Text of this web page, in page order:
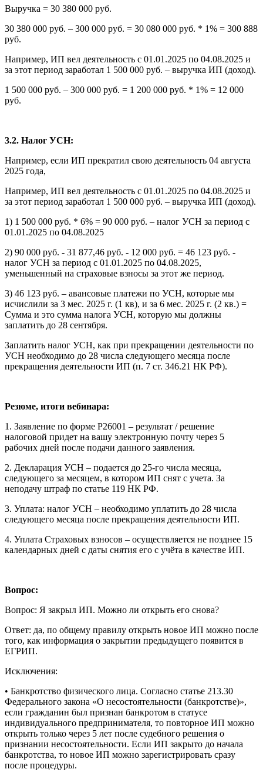
Выручка = 30 380 000 руб.
30 380 000 руб. – 300 000 руб. = 30 080 000 руб. * 1% = 300 888
руб.
Например, ИП вел деятельность с 01.01.2025 по 04.08.2025 и
за этот период заработал 1 500 000 руб. – выручка ИП (доход).
1 500 000 руб. – 300 000 руб. = 1 200 000 руб. * 1% = 12 000
руб.
3.2. Налог УСН:
Например, если ИП прекратил свою деятельность 04 августа
2025 года,
Например, ИП вел деятельность с 01.01.2025 по 04.08.2025 и
за этот период заработал 1 500 000 руб. – выручка ИП (доход).
1) 1 500 000 руб. * 6% = 90 000 руб. – налог УСН за период с
01.01.2025 по 04.08.2025
2) 90 000 руб. - 31 877,46 руб. - 12 000 руб. = 46 123 руб. -
налог УСН за период с 01.01.2025 по 04.08.2025,
уменьшенный на страховые взносы за этот же период.
3) 46 123 руб. – авансовые платежи по УСН, которые мы
исчислили за 3 мес. 2025 г. (1 кв), и за 6 мес. 2025 г. (2 кв.) =
Сумма и это сумма налога УСН, которую мы должны
заплатить до 28 сентября.
Заплатить налог УСН, как при прекращении деятельности по
УСН необходимо до 28 числа следующего месяца после
прекращения деятельности ИП (п. 7 ст. 346.21 НК РФ).
Резюме, итоги вебинара:
1. Заявление по форме Р26001 – результат / решение
налоговой придет на вашу электронную почту через 5
рабочих дней после подачи данного заявления.
2. Декларация УСН – подается до 25-го числа месяца,
следующего за месяцем, в котором ИП снят с учета. За
неподачу штраф по статье 119 НК РФ.
3. Уплата: налог УСН – необходимо уплатить до 28 числа
следующего месяца после прекращения деятельности ИП.
4. Уплата Страховых взносов – осуществляется не позднее 15
календарных дней с даты снятия его с учёта в качестве ИП.
Вопрос:
Вопрос: Я закрыл ИП. Можно ли открыть его снова?
Ответ: да, по общему правилу открыть новое ИП можно после
того, как информация о закрытии предыдущего появится в
ЕГРИП.
Исключения:
• Банкротство физического лица. Согласно статье 213.30
Федерального закона «О несостоятельности (банкротстве)»,
если гражданин был признан банкротом в статусе
индивидуального предпринимателя, то повторное ИП можно
открыть только через 5 лет после судебного решения о
признании несостоятельности. Если ИП закрыто до начала
банкротства, то новое ИП можно зарегистрировать сразу
после процедуры.